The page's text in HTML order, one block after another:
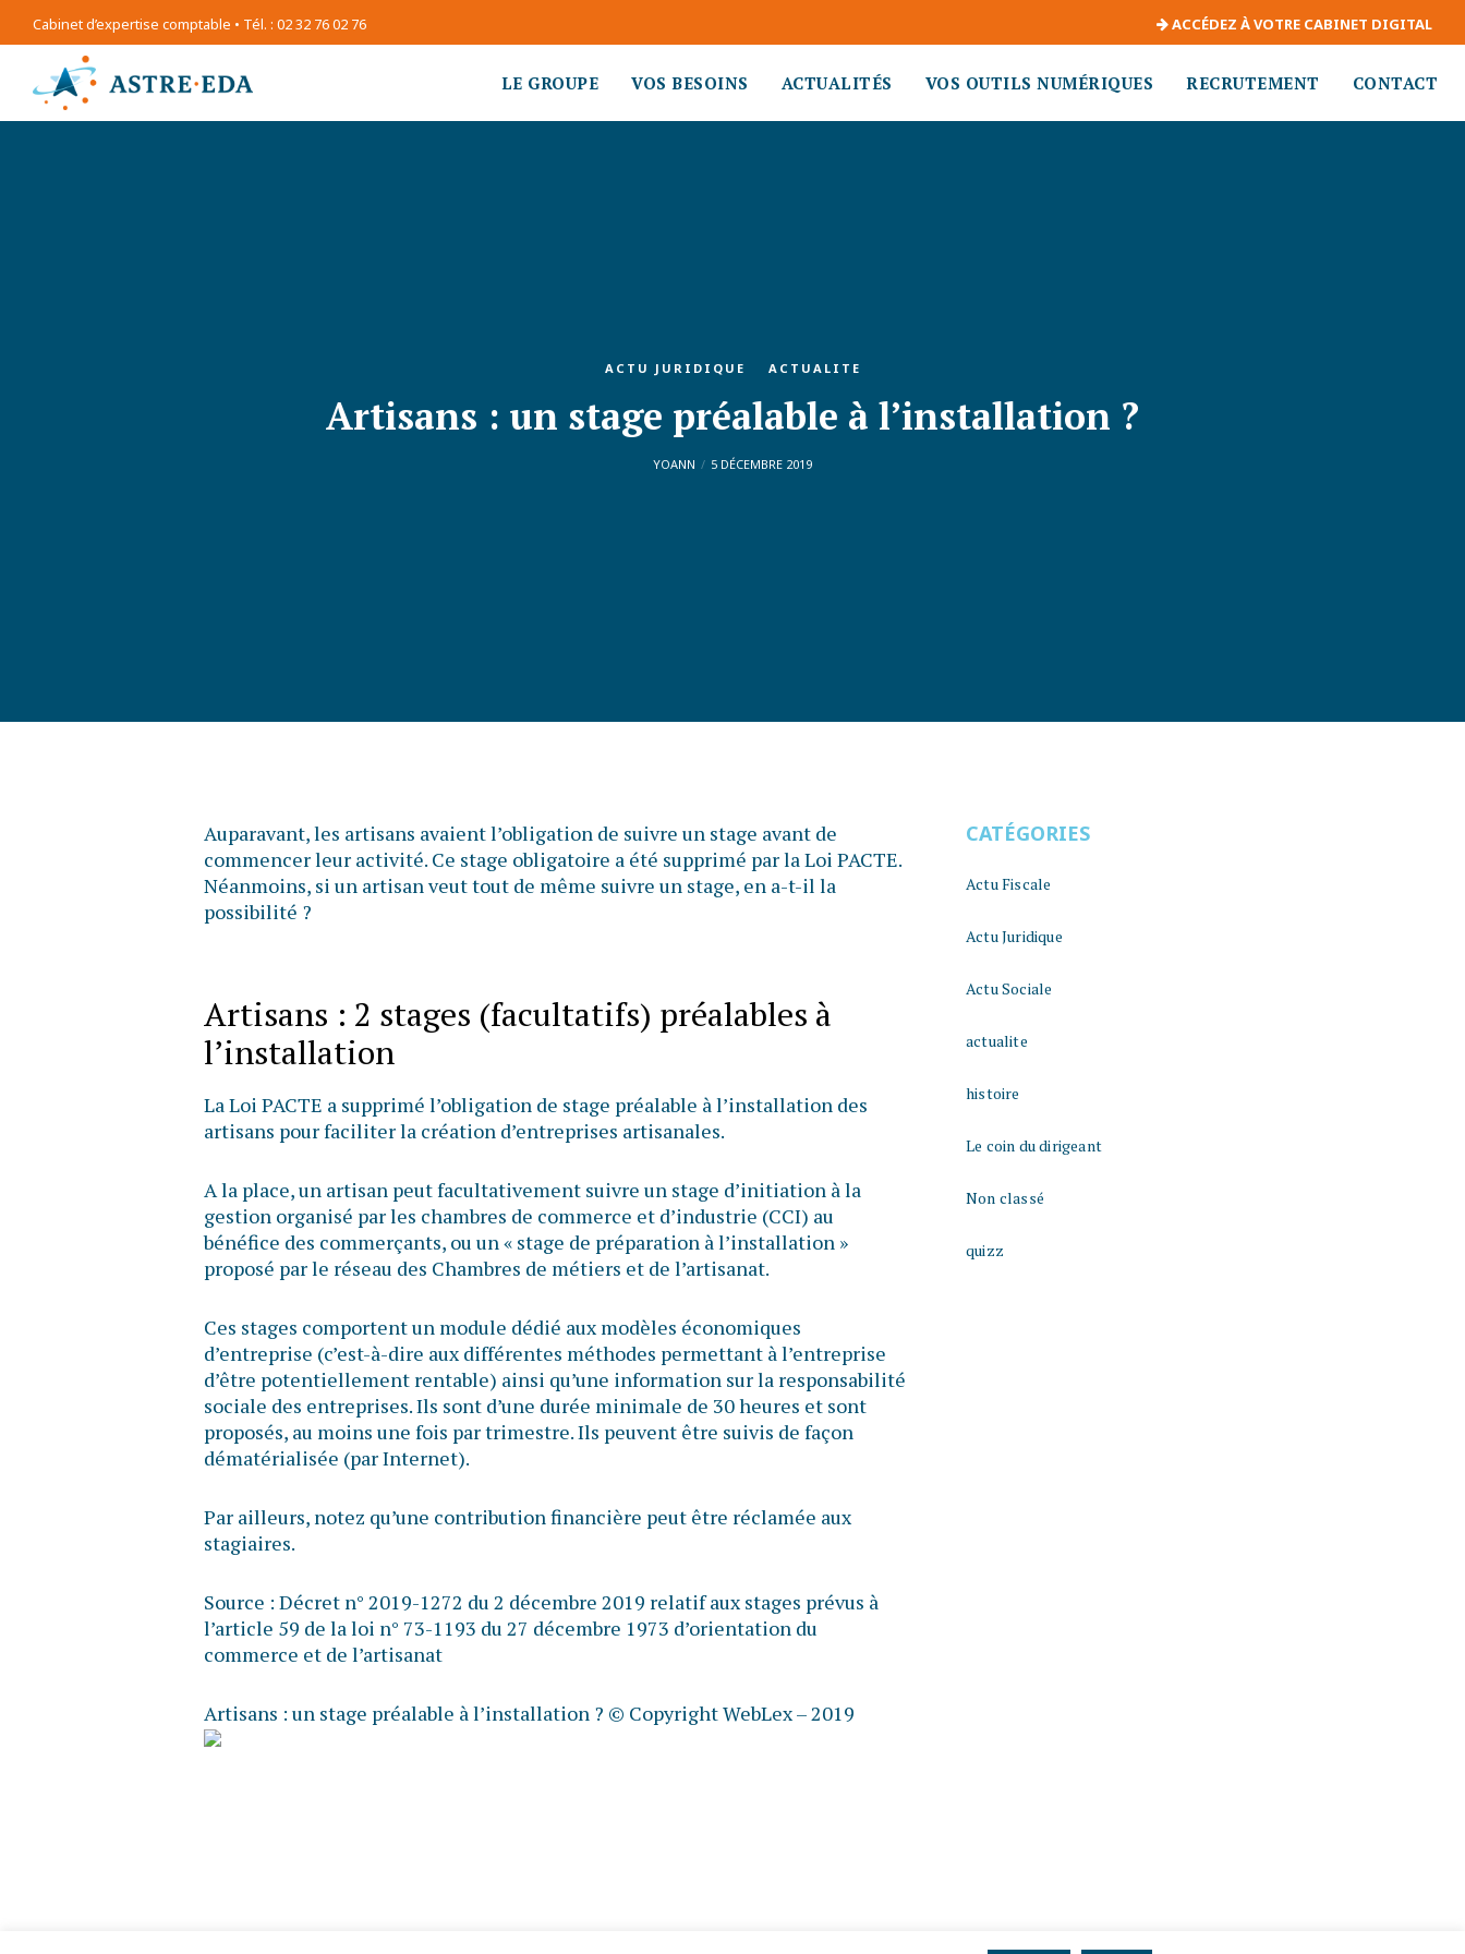
Cabinet d’expertise comptable • Tél. : 02 32 76 02 76 ACCÉDEZ À VOTRE CABINET DIGITAL
LE GROUPE VOS BESOINS ACTUALITÉS VOS OUTILS NUMÉRIQUES RECRUTEMENT CONTACT
ACTU JURIDIQUE ACTUALITE
Artisans : un stage préalable à l’installation ?
YOANN 5 DÉCEMBRE 2019
Auparavant, les artisans avaient l’obligation de suivre un stage avant de
commencer leur activité. Ce stage obligatoire a été supprimé par la Loi PACTE.
Néanmoins, si un artisan veut tout de même suivre un stage, en a-t-il la
possibilité ?
Artisans : 2 stages (facultatifs) préalables à
l’installation
La Loi PACTE a supprimé l’obligation de stage préalable à l’installation des
artisans pour faciliter la création d’entreprises artisanales.
A la place, un artisan peut facultativement suivre un stage d’initiation à la
gestion organisé par les chambres de commerce et d’industrie (CCI) au
bénéfice des commerçants, ou un « stage de préparation à l’installation »
proposé par le réseau des Chambres de métiers et de l’artisanat.
Ces stages comportent un module dédié aux modèles économiques
d’entreprise (c’est-à-dire aux différentes méthodes permettant à l’entreprise
d’être potentiellement rentable) ainsi qu’une information sur la responsabilité
sociale des entreprises. Ils sont d’une durée minimale de 30 heures et sont
proposés, au moins une fois par trimestre. Ils peuvent être suivis de façon
dématérialisée (par Internet).
Par ailleurs, notez qu’une contribution financière peut être réclamée aux
stagiaires.
Source : Décret n° 2019-1272 du 2 décembre 2019 relatif aux stages prévus à
l’article 59 de la loi n° 73-1193 du 27 décembre 1973 d’orientation du
commerce et de l’artisanat
Artisans : un stage préalable à l’installation ? © Copyright WebLex – 2019
CATÉGORIES
Actu Fiscale
Actu Juridique
Actu Sociale
actualite
histoire
Le coin du dirigeant
Non classé
quizz